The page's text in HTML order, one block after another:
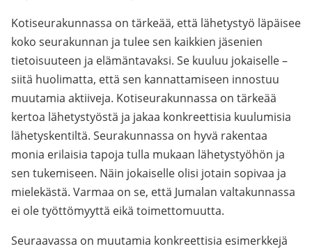
Kotiseurakunnassa on tärkeää, että lähetystyö läpäisee
koko seurakunnan ja tulee sen kaikkien jäsenien
tietoisuuteen ja elämäntavaksi. Se kuuluu jokaiselle –
siitä huolimatta, että sen kannattamiseen innostuu
muutamia aktiiveja. Kotiseurakunnassa on tärkeää
kertoa lähetystyöstä ja jakaa konkreettisia kuulumisia
lähetyskentiltä. Seurakunnassa on hyvä rakentaa
monia erilaisia tapoja tulla mukaan lähetystyöhön ja
sen tukemiseen. Näin jokaiselle olisi jotain sopivaa ja
mielekästä. Varmaa on se, että Jumalan valtakunnassa
ei ole työttömyyttä eikä toimettomuutta.
Seuraavassa on muutamia konkreettisia esimerkkejä